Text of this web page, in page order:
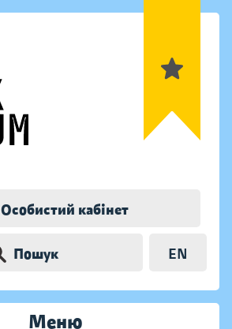
Особистий кабінет
Пошук EN
Меню